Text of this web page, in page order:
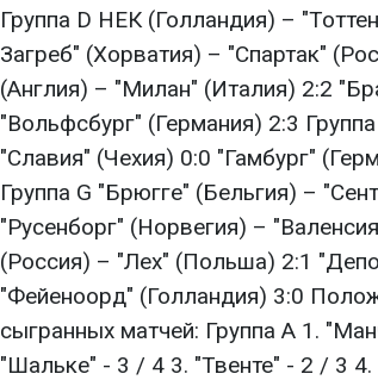
Группа D НЕК (Голландия) –
Загреб" (Хорватия) – "Спартак"
(Англия) – "Милан" (Италия) 2:2
"Вольфсбург" (Германия) 2:3
"Славия" (Чехия) 0:0 "Гамбург"
Группа G "Брюгге" (Бельгия) –
"Русенборг" (Норвегия) –
(Россия) – "Лех" (Польша) 2:1
"Фейеноорд" (Голландия) 3:0
сыгранных матчей: Группа А 1.
"Шальке" - 3 / 4 3. "Твенте" - 2 / 3